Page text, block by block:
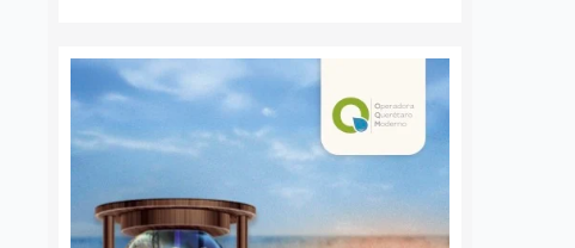
Agustín
regularización
asentamientos
5 agosto, 2026
Ya suman 59
diagnósticos de
autismo en Querétaro;
refuerzan la detección
temprana